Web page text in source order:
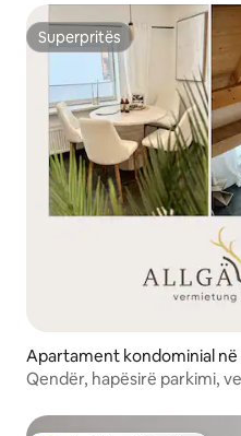
Superpritës
Superpritës
Apartament kondominial
Qendër, hapësirë parkimi,